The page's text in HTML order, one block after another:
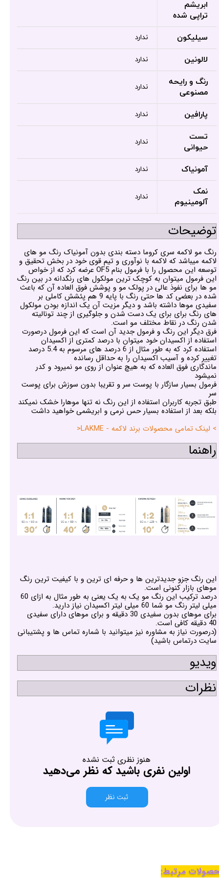
ابریشم
تراپی شده
سیلیکون ندارد
لالونین ندارد
رنگ و رایحه
مصنوعی
ندارد
پارافین ندارد
تست
حیوانی
ندارد
آمونیاک ندارد
نمک
آلومینیوم
ندارد
توضیحات
رنگ مو لاکمه سری کروما دسته بندی بدون آمونیاک رنگ مو های
لاکمه میباشد که لاکمه با نوآوری و تیم قوی خود در بخش تحقیق و
توسعه این محصول را با فرمول بنام OF5 عرضه کرد که از خواص
این فرمول میتوان به کوچک ترین مولکول های رنگدانه در بین رنگ
مو ها برای نفوذ عالی در پولک مو و پوشش فوق العاده آن که باعث
شده در بعضی کد ها حتی رنگ با پایه 9 هم پئشش کاملی بر
سفیدی موها داشته باشد و دیگر مزیت آن یک اندازه بودن مولکول
های رنگ برای برای یک دست شدن و جلوگیری از چند تونالیته
شدن رنگ در نقاط مختلف مو است.
فرق دیگر این رنگ و فرمول جدید آن است که این فرمول درصورت
استفاده از اکسیدان خود میتوان با درصد کمتری از اکسیدان
استفاده کرد که به طور مثال از 6 درصد های مرسوم به 5.4 درصد
تغییر کرده و آسیب اکسیدان را به حداقل رسانده
ماندگاری فوق العاده که به هیچ عنوان از روی مو نمیرود و کدر
نمیشود
فرمول بسیار سازگار با پوست سر و تقریبا بدون سوزش برای پوست
سر
طبق تجربه کاربران استفاده از این رنگ نه تنها موهارا خشک نمیکند
بلکه بعد از استفاده بسیار حس نرمی و ابریشمی خواهید داشت
> لینک تمامی محصولات برند لاکمه - LAKME<
راهنما
این رنگ جزو جدیدترین ها و حرفه ای ترین و با کیفیت ترین رنگ
موهای بازار کنونی است.
درصد ترکیب این رنگ مو یک به یک یعنی به طور مثال به ازای 60
میلی لیتر رنگ مو شما 60 میلی لیتر اکسیدان نیاز دارید.
برای موهای بدون سفیدی 30 دقیقه و برای موهای دارای سفیدی
40 دقیقه کافی است.
(درصورت نیاز به مشاوره نیز میتوانید با شماره تماس ها و پشتیبانی
سایت درتماس باشید)
ویدیو
نظرات
هنوز نظری ثبت نشده
اولین نفری باشید که نظر می‌دهید
ثبت نظر
مرتبط: